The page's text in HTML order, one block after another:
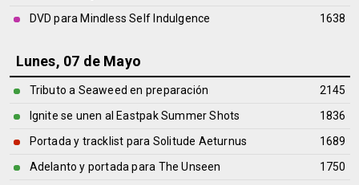
DVD para Mindless Self Indulgence
1638
Lunes, 07 de Mayo
Tributo a Seaweed en preparación
2145
Ignite se unen al Eastpak Summer Shots
1836
Portada y tracklist para Solitude Aeturnus
1689
Adelanto y portada para The Unseen
1750